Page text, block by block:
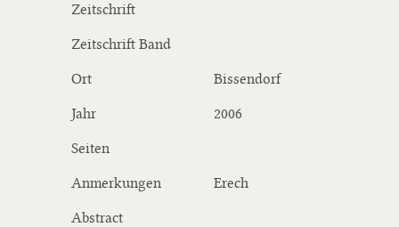
Zeitschrift
Zeitschrift Band
Ort Bissendorf
Jahr 2006
Seiten
Anmerkungen Erech
Abstract